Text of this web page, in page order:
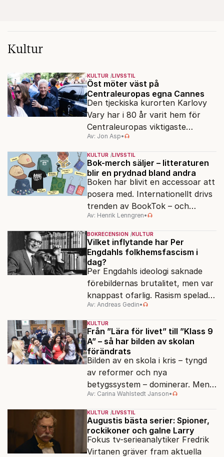
Kultur
KULTUR LIVSSTIL
Öst möter väst på
Centraleuropas egna Cannes
Den tjeckiska kurorten Karlovy
Vary har i 80 år varit hem för
Centraleuropas viktigaste
filmfestival – en plats där
Hollywoodglans möter
egensinnighet.
Av: Jon Asp•
KULTUR LIVSSTIL
Bok-merch säljer – litteraturen
blir en prydnad bland andra
Boken har blivit en accessoar att
posera med. Internationellt drivs
trenden av BookTok – och
förlagen följer efter.
Av: Henrik Lenngren•
BOKRECENSION KULTUR
Vilket inflytande har Per
Engdahls folkhemsfascism i
dag?
Per Engdahls ideologi saknade
förebildernas brutalitet, men var
knappast ofarlig. Rasism spelades
ned i förmån för "kultur". Känns
det igen?
Av: Andreas Gedin•
KULTUR
Från ”Lära för livet” till ”Klass 9
A” – så har bilden av skolan
förändrats
Bilden av en skola i kris – tyngd
av reformer och nya
betygssystem – dominerar. Men
vem äger berättelsen om skolan?
Av: Carina Wahlstedt Janson•
KULTUR LIVSSTIL
Augustis bästa serier: Spioner,
rockikoner och galne Larry
Fokus tv-serieanalytiker Fredrik
Virtanen gräver fram aktuella